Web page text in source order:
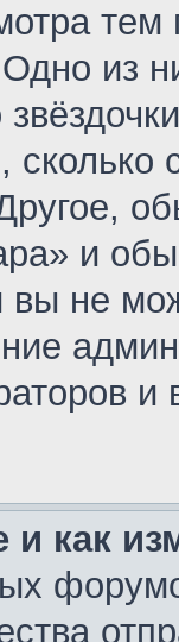
тем
из
и
вы не
и
и как